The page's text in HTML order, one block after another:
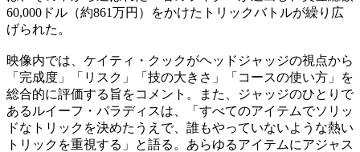
60,000ドル（約861万円）をかけたトリックバトルが繰り広
げられた。
映像内では、ケイティ・クックがヘッドジャッジの視点から
「完成度」「リスク」「技の大きさ」「コースの使い方」を
総合的に評価する旨をコメント。また、ジャッジのひとりで
あるルイーフ・パラディスは、「すべてのアイテムでソリッ
ドなトリックを決めたうえで、誰もやっていないような熱い
トリックを重視する」と語る。あらゆるアイテムにアジャス